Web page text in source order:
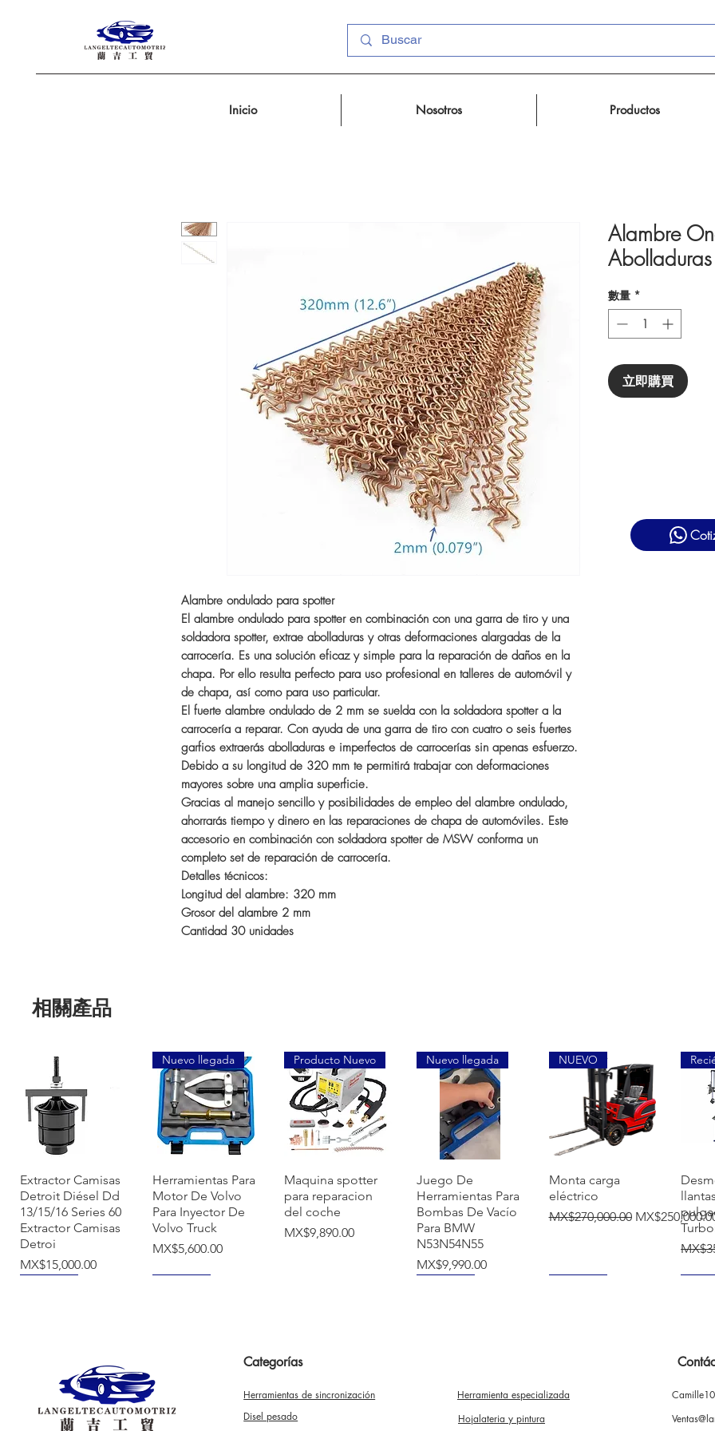
Inicio Nosotros Productos
Alambre ondulado para spotter
El alambre ondulado para spotter en combinación con una garra de tiro y una
soldadora spotter, extrae abolladuras y otras deformaciones alargadas de la
carrocería. Es una solución eficaz y simple para la reparación de daños en la
chapa. Por ello resulta perfecto para uso profesional en talleres de automóvil y
de chapa, así como para uso particular.
El fuerte alambre ondulado de 2 mm se suelda con la soldadora spotter a la
carrocería a reparar. Con ayuda de una garra de tiro con cuatro o seis fuertes
garfios extraerás abolladuras e imperfectos de carrocerías sin apenas esfuerzo.
Debido a su longitud de 320 mm te permitirá trabajar con deformaciones
mayores sobre una amplia superficie.
Gracias al manejo sencillo y posibilidades de empleo del alambre ondulado,
ahorrarás tiempo y dinero en las reparaciones de chapa de automóviles. Este
accesorio en combinación con soldadora spotter de MSW conforma un
completo set de reparación de carrocería.
Detalles técnicos:
Longitud del alambre: 320 mm
Grosor del alambre 2 mm
Cantidad 30 unidades
Alambre
數量 *
立即購買
相關產品
快速瀏覽
Extractor Camisas
Detroit Diésel Dd
13/15/16 Series 60
Extractor Camisas
Detroi
價格
MX$15,000.00
快速瀏覽
Nuevo llegada
Herramientas Para
Motor De Volvo
Para Inyector De
Volvo Truck
價格
MX$5,600.00
快速瀏覽
Producto Nuevo
Maquina spotter
para reparacion
del coche
價格
MX$9,890.00
快速瀏覽
Nuevo llegada
Juego De
Herramientas Para
Bombas De Vacío
Para BMW
N53N54N55
價格
MX$9,990.00
快速瀏覽
NUEVO
Monta carga
eléctrico
一般價格
MX$270,000.00 促銷價格
一般
快速瀏覽
Herramienta
Sincronizar Vw
Ultrasonido Digital
快速瀏覽
Tapa De Bomba
Llave De Tuercas
快速瀏覽
Soporte para
motor 500 kg
Extractor
Categorías
Herramientas de sincronización
Disel pesado
Herramienta especializada
Hojalateria y pintura